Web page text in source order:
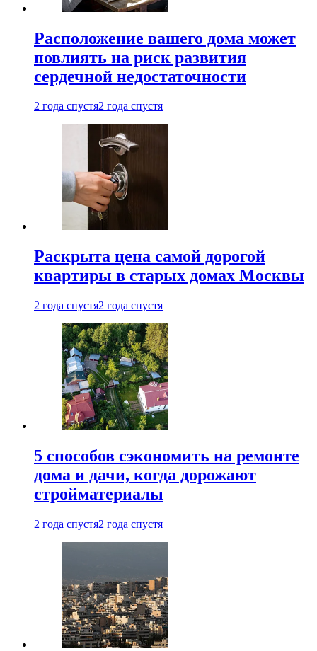
Расположение вашего дома может
повлиять на риск развития
сердечной недостаточности
2 года спустя2 года спустя
Раскрыта цена самой дорогой
квартиры в старых домах Москвы
2 года спустя2 года спустя
5 способов сэкономить на ремонте
дома и дачи, когда дорожают
стройматериалы
2 года спустя2 года спустя